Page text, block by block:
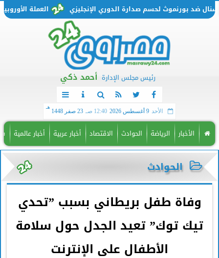
العملة الأوروبية تتحرك من جديد.. لحسم صدارة الدوري الإنجليزي
رئيس مجلس الإدارة أحمد ذكي
الأحد 12:40 صـ 23 صفر 1448
هـ
الأخبار الرياضة الحوادث الاقتصاد أخبار عربية أخبار عالمية
الحوادث
وفاة طفل بريطاني بسبب ”تحدي
تيك توك” تعيد الجدل حول سلامة
الأطفال على الإنترنت